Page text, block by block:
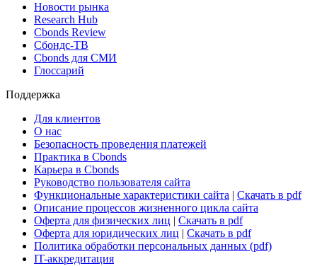
Новости рынка
Research Hub
Cbonds Review
Сбондс-ТВ
Cbonds для СМИ
Глоссарий
Поддержка
Для клиентов
О нас
Безопасность проведения платежей
Практика в Cbonds
Карьера в Cbonds
Руководство пользователя сайта
Функциональные характеристики сайта | Скачать в pdf
Описание процессов жизненного цикла сайта
Оферта для физических лиц | Скачать в pdf
Оферта для юридических лиц | Скачать в pdf
Политика обработки персональных данных (pdf)
IT-аккредитация